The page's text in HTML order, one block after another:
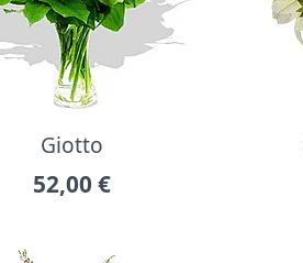
Giotto
52,00 €